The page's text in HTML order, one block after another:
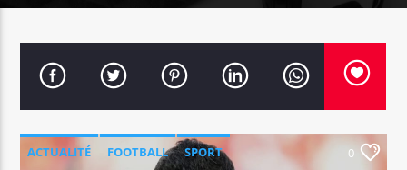
TITLE
ACTUALITÉ FOOTBALL SPORT 0